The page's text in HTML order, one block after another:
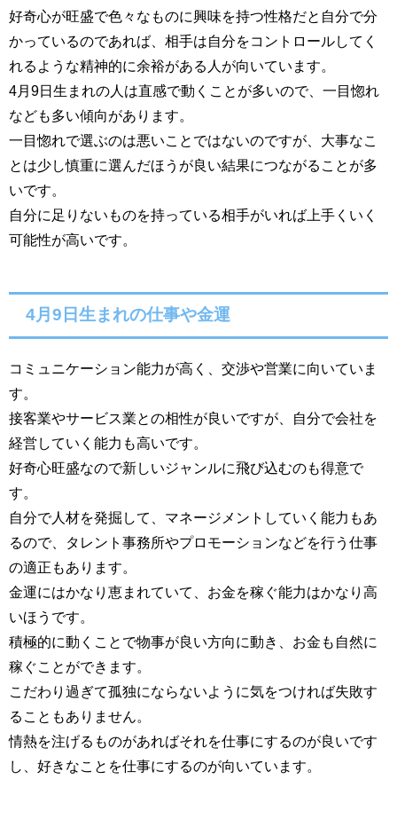
好奇心が旺盛で色々なものに興味を持つ性格だと自分で分
かっているのであれば、相手は自分をコントロールしてく
れるような精神的に余裕がある人が向いています。
4月9日生まれの人は直感で動くことが多いので、一目惚れ
なども多い傾向があります。
一目惚れで選ぶのは悪いことではないのですが、大事なこ
とは少し慎重に選んだほうが良い結果につながることが多
いです。
自分に足りないものを持っている相手がいれば上手くいく
可能性が高いです。
4月9日生まれの仕事や金運
コミュニケーション能力が高く、交渉や営業に向いていま
す。
接客業やサービス業との相性が良いですが、自分で会社を
経営していく能力も高いです。
好奇心旺盛なので新しいジャンルに飛び込むのも得意で
す。
自分で人材を発掘して、マネージメントしていく能力もあ
るので、タレント事務所やプロモーションなどを行う仕事
の適正もあります。
金運にはかなり恵まれていて、お金を稼ぐ能力はかなり高
いほうです。
積極的に動くことで物事が良い方向に動き、お金も自然に
稼ぐことができます。
こだわり過ぎて孤独にならないように気をつければ失敗す
ることもありません。
情熱を注げるものがあればそれを仕事にするのが良いです
し、好きなことを仕事にするのが向いています。